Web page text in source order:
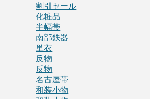
割引セール
化粧品
半幅帯
南部鉄器
単衣
反物
反物
名古屋帯
和装小物